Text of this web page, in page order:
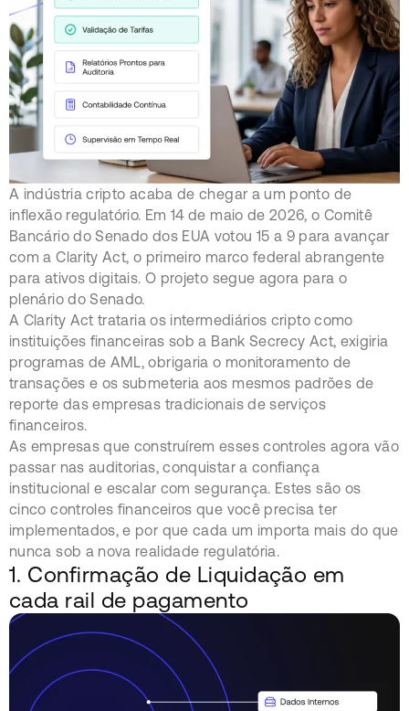
A indústria cripto acaba de chegar a um ponto de
inflexão regulatório. Em 14 de maio de 2026, o Comitê
Bancário do Senado dos EUA votou 15 a 9 para avançar
com a Clarity Act, o primeiro marco federal abrangente
para ativos digitais. O projeto segue agora para o
plenário do Senado.
A Clarity Act trataria os intermediários cripto como
instituições financeiras sob a Bank Secrecy Act, exigiria
programas de AML, obrigaria o monitoramento de
transações e os submeteria aos mesmos padrões de
reporte das empresas tradicionais de serviços
financeiros.
As empresas que construírem esses controles agora vão
passar nas auditorias, conquistar a confiança
institucional e escalar com segurança. Estes são os
cinco controles financeiros que você precisa ter
implementados, e por que cada um importa mais do que
nunca sob a nova realidade regulatória.
1. Confirmação de Liquidação em
cada rail de pagamento